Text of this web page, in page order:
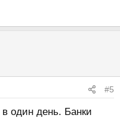
#5
один день. Банки